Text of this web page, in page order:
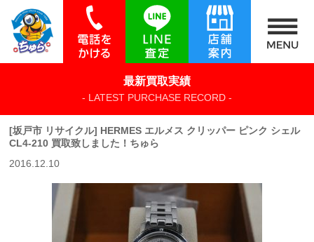
最新買取実績
- LATEST PURCHASE RECORD -
[坂戸市 リサイクル] HERMES エルメス クリッパー ピンク シェル
CL4-210 買取致しました！ちゅら
2016.12.10